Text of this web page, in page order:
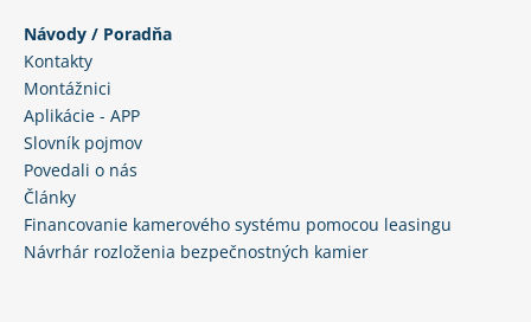
Návody / Poradňa
Kontakty
Montážnici
Aplikácie - APP
Slovník pojmov
Povedali o nás
Články
Financovanie kamerového systému pomocou leasingu
Návrhár rozloženia bezpečnostných kamier